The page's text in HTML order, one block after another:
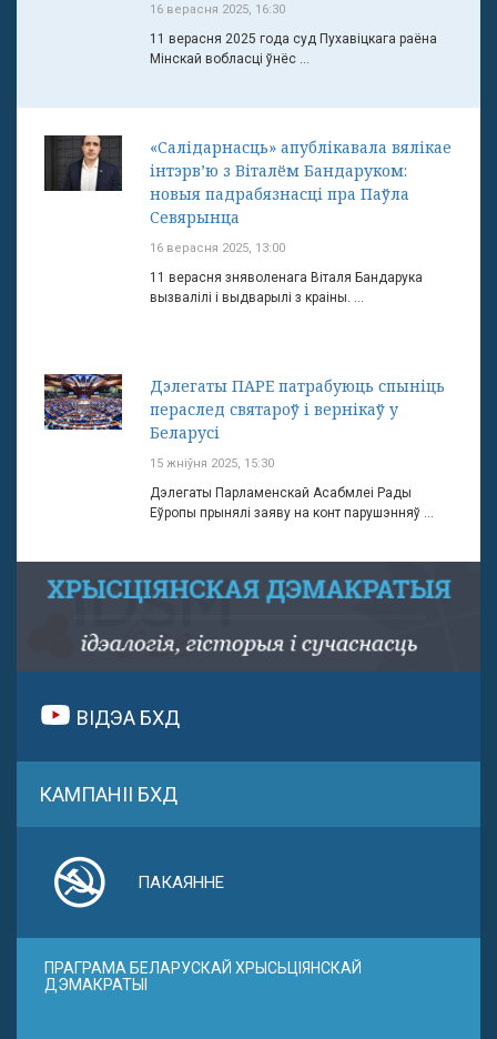
16 верасня 2025, 16:30
11 верасня 2025 года суд Пухавіцкага раёна
Мінскай вобласці ўнёс ...
«Салідарнасць» апублікавала вялікае
інтэрв’ю з Віталём Бандаруком:
новыя падрабязнасці пра Паўла
Севярынца
16 верасня 2025, 13:00
11 верасня зняволенага Віталя Бандарука
вызвалілі і выдварылі з краіны. ...
Дэлегаты ПАРЕ патрабуюць спыніць
пераслед святароў і вернікаў у
Беларусі
15 жніўня 2025, 15:30
Дэлегаты Парламенскай Асабмлеі Рады
Еўропы прынялі заяву на конт парушэнняў ...
ВІДЭА БХД
КАМПАНІІ БХД
ПАКАЯННЕ
ПРАГРАМА БЕЛАРУСКАЙ ХРЫСЬЦІЯНСКАЙ
ДЭМАКРАТЫІ